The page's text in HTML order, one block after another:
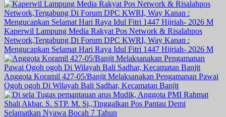
Kaperwil Lampung Media Rakyat Pos Network & Risalahpos
Network,Tergabung Di Forum DPC KWRI, Way Kanan :
Mengucapkan Selamat Hari Raya Idul Fitri 1447 Hijriah- 2026 M
Anggota Koramil 427-05/Banjit Melaksanakan Pengamanan Pawai
Ogoh ogoh Di Wilayah Bali Sadhar, Kecamatan Banjit